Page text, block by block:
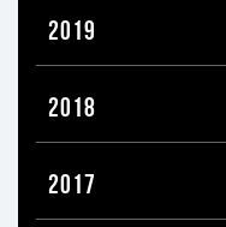
2019
2018
2017